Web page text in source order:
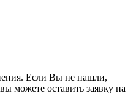
Если Вы не нашли,
можете оставить заявку на